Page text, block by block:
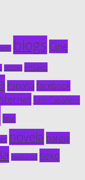
blogs Cine
cultura ensayo
España facebook
Julio Caballero
ligar
novela pareja
revolución sexo